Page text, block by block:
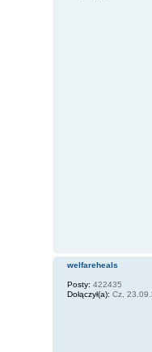
welfareheals
Posty: 422435
Dołączył(a): Cz,